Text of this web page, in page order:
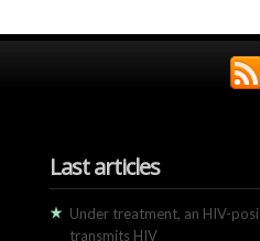
Last articles
Under treatment, an HIV-
transmits HIV